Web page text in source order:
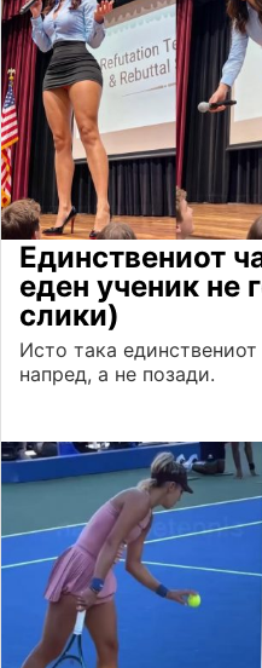
Единствениот
еден ученик не
слики)
Исто така
напред, а не позади.